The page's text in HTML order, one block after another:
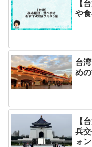
【
や
台
め
【
兵
ォ